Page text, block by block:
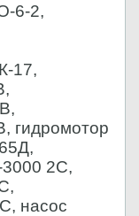
6-2,
17,
гидромотор
3000 2С,
насос